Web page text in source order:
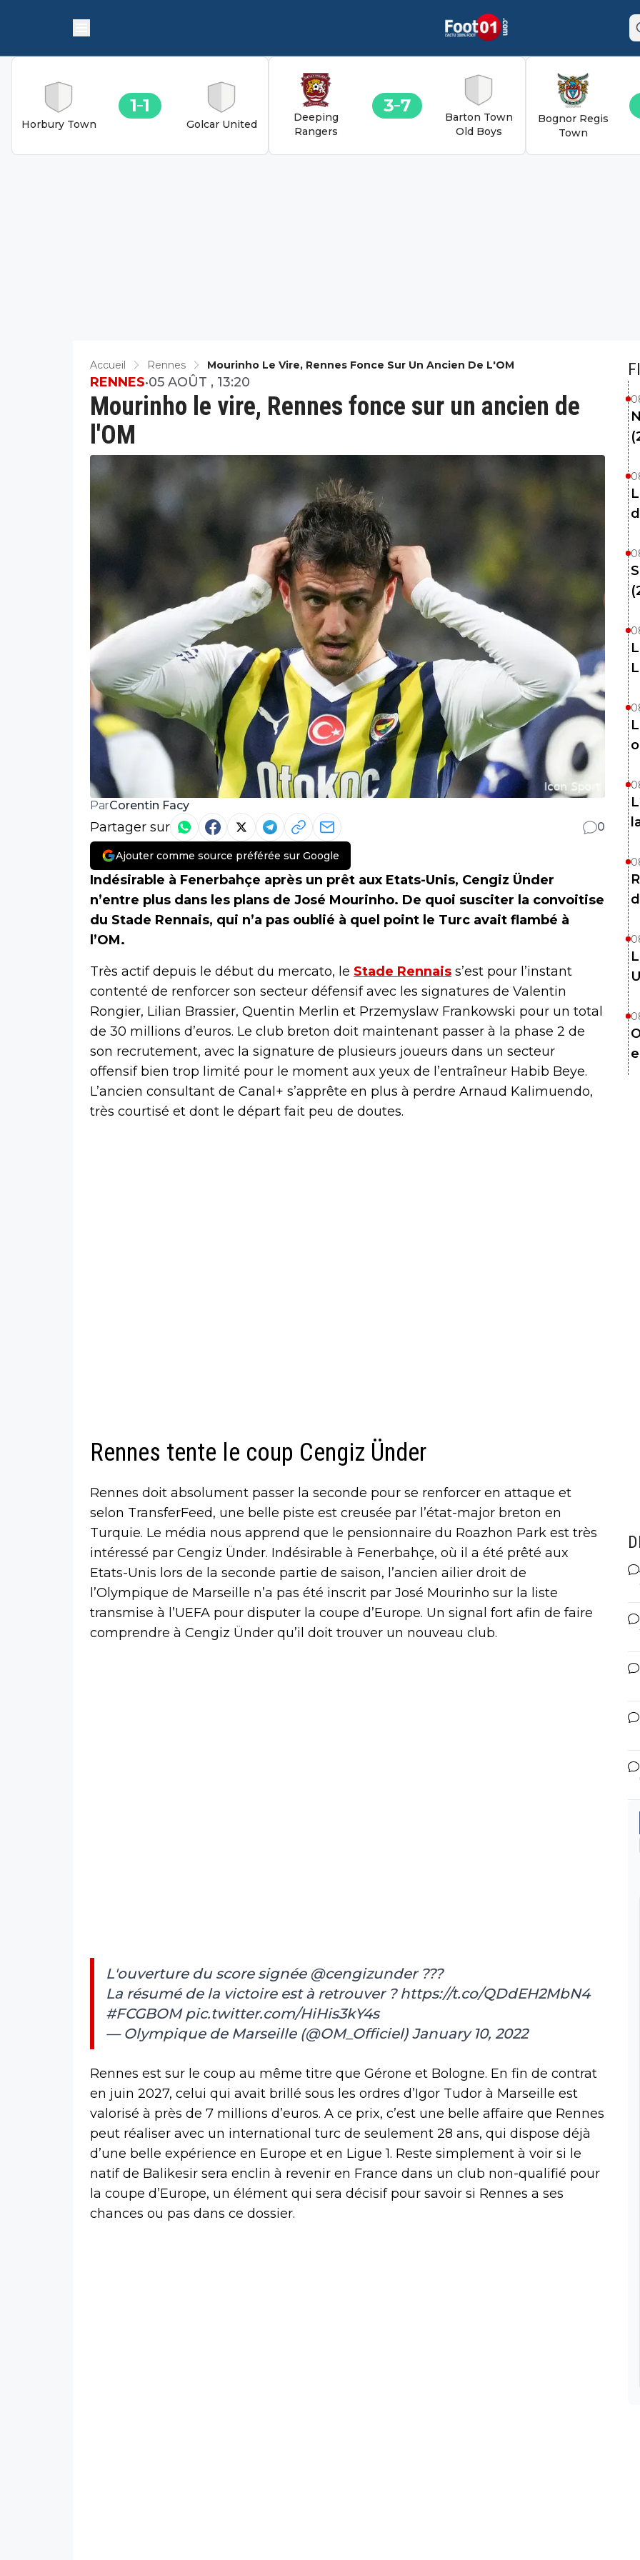
Horbury Town
1 1
Golcar United
Deeping
Rangers
3 7
Barton Town
Old Boys
Bognor Regis
Town
Accueil Rennes Mourinho Le Vire, Rennes Fonce Sur Un Ancien De L'OM
Mourinho le vire, Rennes fonce sur un ancien de
l'OM
RENNES•05 AOÛT , 13:20
ParCorentin Facy
Partager sur 0
Ajouter comme source préférée sur Google
Indésirable à Fenerbahçe après un prêt aux Etats-Unis, Cengiz Ünder
n’entre plus dans les plans de José Mourinho. De quoi susciter la convoitise
du Stade Rennais, qui n’a pas oublié à quel point le Turc avait flambé à
l’OM.
Très actif depuis le début du mercato, le Stade Rennais s’est pour l’instant
contenté de renforcer son secteur défensif avec les signatures de Valentin
Rongier, Lilian Brassier, Quentin Merlin et Przemyslaw Frankowski pour un total
de 30 millions d’euros. Le club breton doit maintenant passer à la phase 2 de
son recrutement, avec la signature de plusieurs joueurs dans un secteur
offensif bien trop limité pour le moment aux yeux de l’entraîneur Habib Beye.
L’ancien consultant de Canal+ s’apprête en plus à perdre Arnaud Kalimuendo,
très courtisé et dont le départ fait peu de doutes.
Rennes tente le coup Cengiz Ünder
Rennes doit absolument passer la seconde pour se renforcer en attaque et
selon TransferFeed, une belle piste est creusée par l’état-major breton en
Turquie. Le média nous apprend que le pensionnaire du Roazhon Park est très
intéressé par Cengiz Ünder. Indésirable à Fenerbahçe, où il a été prêté aux
Etats-Unis lors de la seconde partie de saison, l’ancien ailier droit de
l’Olympique de Marseille n’a pas été inscrit par José Mourinho sur la liste
transmise à l’UEFA pour disputer la coupe d’Europe. Un signal fort afin de faire
comprendre à Cengiz Ünder qu’il doit trouver un nouveau club.
L'ouverture du score signée @cengizunder???
La résumé de la victoire est à retrouver ? https://t.co/QDdEH2MbN4
#FCGBOM pic.twitter.com/HiHis3kY4s
— Olympique de Marseille (@OM_Officiel) January 10, 2022
Rennes est sur le coup au même titre que Gérone et Bologne. En fin de contrat
en juin 2027, celui qui avait brillé sous les ordres d’Igor Tudor à Marseille est
valorisé à près de 7 millions d’euros. A ce prix, c’est une belle affaire que Rennes
peut réaliser avec un international turc de seulement 28 ans, qui dispose déjà
d’une belle expérience en Europe et en Ligue 1. Reste simplement à voir si le
natif de Balikesir sera enclin à revenir en France dans un club non-qualifié pour
la coupe d’Europe, un élément qui sera décisif pour savoir si Rennes a ses
chances ou pas dans ce dossier.